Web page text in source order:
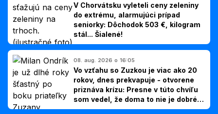
V Chorvátsku vyleteli ceny zeleniny
do extrému, alarmujúci prípad
seniorky: Dôchodok 503 €, kilogram
stál... Šialené!
08. aug. 2026 o 16:05
Vo vzťahu so Zuzkou je viac ako 20
rokov, dnes prekvapuje - otvorene
priznáva krízu: Presne v túto chvíľu
som vedel, že doma to nie je dobré,
hovorí Milan Ondrík